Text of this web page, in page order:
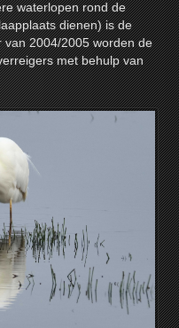
waterlopen rond de
dienen) is de
van 2004/2005 worden de
met behulp van